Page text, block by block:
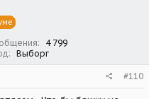
4 799
Выборг
#110